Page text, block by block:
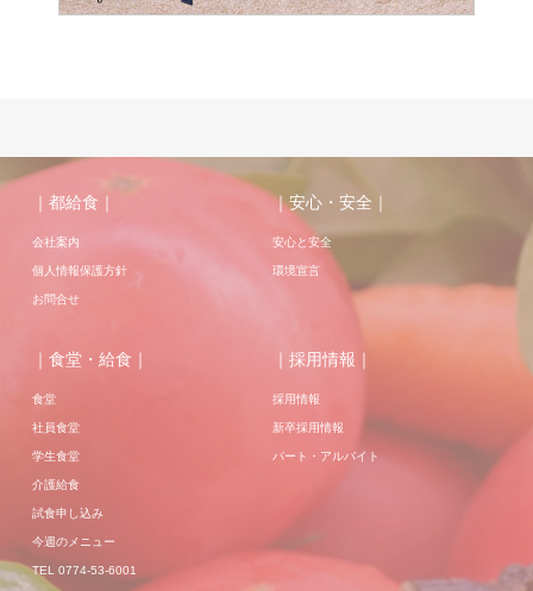
｜都給食｜
会社案内
個人情報保護方針
お問合せ
｜安心・安全｜
安心と安全
環境宣言
｜食堂・給食｜
食堂
社員食堂
学生食堂
介護給食
試食申し込み
今週のメニュー
TEL 0774-53-6001
｜採用情報｜
採用情報
新卒採用情報
パート・アルバイト